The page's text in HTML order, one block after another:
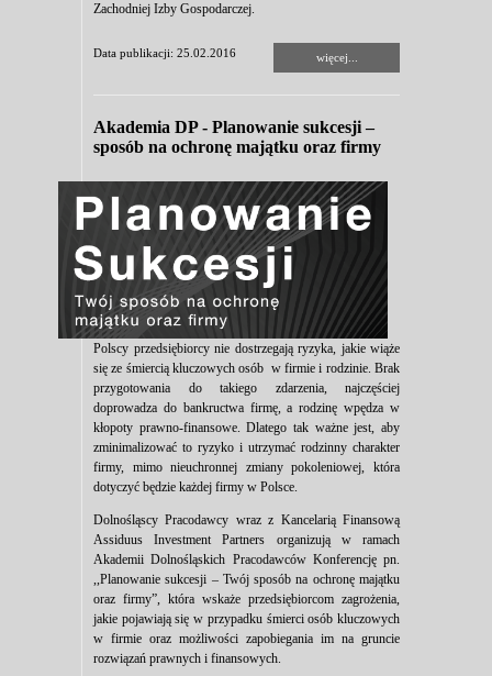
Zachodniej Izby Gospodarczej.
Data publikacji: 25.02.2016 więcej...
Akademia DP - Planowanie sukcesji –
sposób na ochronę majątku oraz firmy
Polscy przedsiębiorcy nie dostrzegają ryzyka, jakie wiąże
się ze śmiercią kluczowych osób w firmie i rodzinie. Brak
przygotowania do takiego zdarzenia, najczęściej
doprowadza do bankructwa firmę, a rodzinę wpędza w
kłopoty prawno-finansowe. Dlatego tak ważne jest, aby
zminimalizować to ryzyko i utrzymać rodzinny charakter
firmy, mimo nieuchronnej zmiany pokoleniowej, która
dotyczyć będzie każdej firmy w Polsce.
Dolnośląscy Pracodawcy wraz z Kancelarią Finansową
Assiduus Investment Partners organizują w ramach
Akademii Dolnośląskich Pracodawców Konferencję pn.
,,Planowanie sukcesji – Twój sposób na ochronę majątku
oraz firmy”, która wskaże przedsiębiorcom zagrożenia,
jakie pojawiają się w przypadku śmierci osób kluczowych
w firmie oraz możliwości zapobiegania im na gruncie
rozwiązań prawnych i finansowych.